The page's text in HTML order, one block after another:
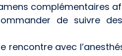
complémentaires
de suivre
rencontre avec